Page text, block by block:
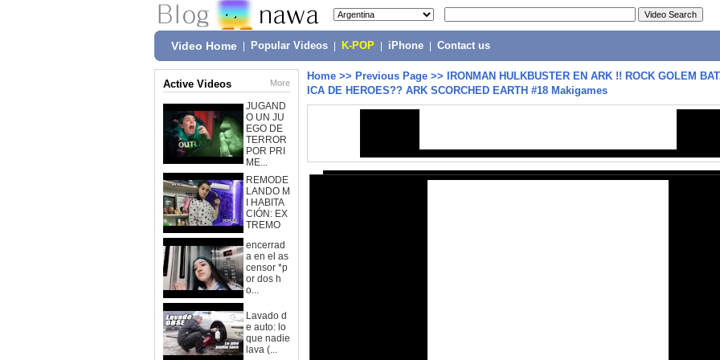
Video Home Popular Videos K-POP iPhone Contact us
Active Videos More
JUGAND
O UN JU
EGO DE
TERROR
POR PRI
ME...
REMODE
LANDO M
I HABITA
CIÓN: EX
TREMO
encerrad
a en el as
censor *p
or dos h
o...
Lavado d
e auto: lo
que nadie
lava (...
Home >> Previous Page >>
IRONMAN HULKBUSTER EN ARK !! ROCK GOLEM
ICA DE HEROES?? ARK SCORCHED EARTH #18 Makigames